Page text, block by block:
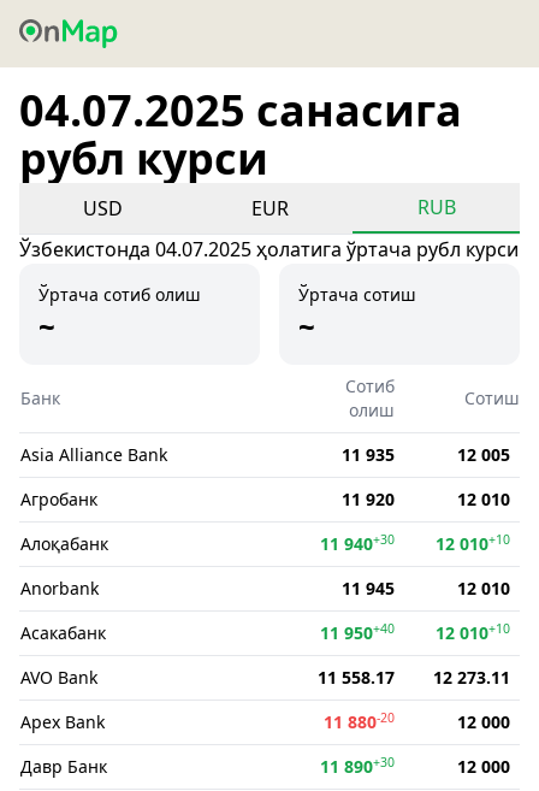
04.07.2025 санасига
рубл курси
USD EUR
RUB
Ўзбекистонда 04.07.2025 ҳолатига ўртача рубл курси
Ўртача сотиб олиш
~
Ўртача сотиш
~
Банк
Сотиб
олиш
Сотиш
Asia Alliance Bank 11 935
12 005
Агробанк
11 920
12 010
Алоқабанк
11 940+30 12 010+10
Anorbank 11 945
12 010
Асакабанк
11 950+40 12 010+10
AVO Bank 11 558.17
12 273.11
Apex Bank
11 880-20
12 000
Давр Банк
11 890+30
12 000